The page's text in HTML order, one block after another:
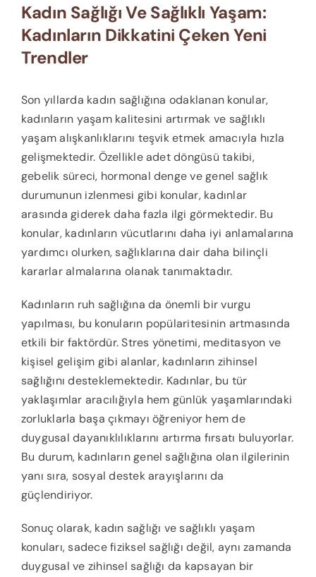
Kadın Sağlığı Ve Sağlıklı Yaşam:
Kadınların Dikkatini Çeken Yeni
Trendler
Son yıllarda kadın sağlığına odaklanan konular,
kadınların yaşam kalitesini artırmak ve sağlıklı
yaşam alışkanlıklarını teşvik etmek amacıyla hızla
gelişmektedir. Özellikle adet döngüsü takibi,
gebelik süreci, hormonal denge ve genel sağlık
durumunun izlenmesi gibi konular, kadınlar
arasında giderek daha fazla ilgi görmektedir. Bu
konular, kadınların vücutlarını daha iyi anlamalarına
yardımcı olurken, sağlıklarına dair daha bilinçli
kararlar almalarına olanak tanımaktadır.
Kadınların ruh sağlığına da önemli bir vurgu
yapılması, bu konuların popülaritesinin artmasında
etkili bir faktördür. Stres yönetimi, meditasyon ve
kişisel gelişim gibi alanlar, kadınların zihinsel
sağlığını desteklemektedir. Kadınlar, bu tür
yaklaşımlar aracılığıyla hem günlük yaşamlarındaki
zorluklarla başa çıkmayı öğreniyor hem de
duygusal dayanıklılıklarını artırma fırsatı buluyorlar.
Bu durum, kadınların genel sağlığına olan ilgilerinin
yanı sıra, sosyal destek arayışlarını da
güçlendiriyor.
Sonuç olarak, kadın sağlığı ve sağlıklı yaşam
konuları, sadece fiziksel sağlığı değil, aynı zamanda
duygusal ve zihinsel sağlığı da kapsayan bir